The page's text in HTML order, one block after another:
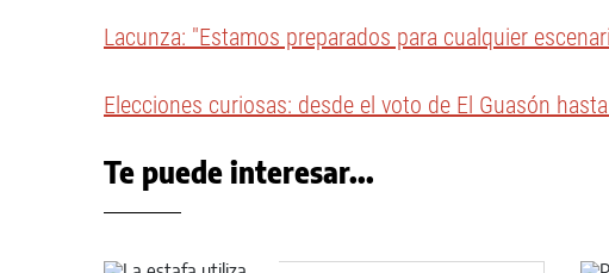
Lacunza: "Estamos preparados para cualquier
Elecciones curiosas: desde el voto de El Guasón
Te puede interesar...